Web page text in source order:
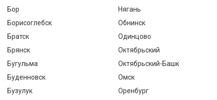
Бор
Борисоглебск
Братск
Брянск
Бугульма
Буденновск
Бузулук
Нягань
Обнинск
Одинцово
Октябрьский
Октябрьский-Башк
Омск
Оренбург